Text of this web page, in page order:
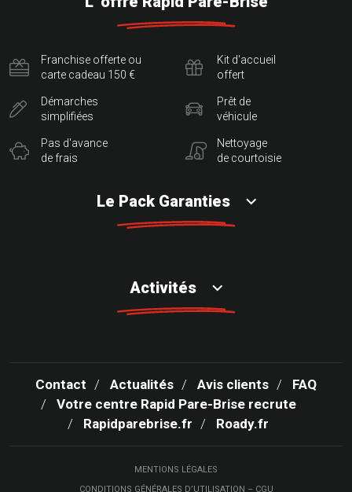
Franchise offerte ou
carte cadeau 150 €
Démarches
simplifiées
Pas d'avance
de frais
Kit d'accueil
offert
Prêt de
véhicule
Nettoyage
de courtoisie
Le Pack Garanties
Activités
Contact Actualités Avis clients
FAQ
Votre centre Rapid Pare-Brise recrute
Rapidparebrise.fr
Roady.fr
MENTIONS LÉGALES
CONDITIONS GÉNÉRALES D’UTILISATION – CGU